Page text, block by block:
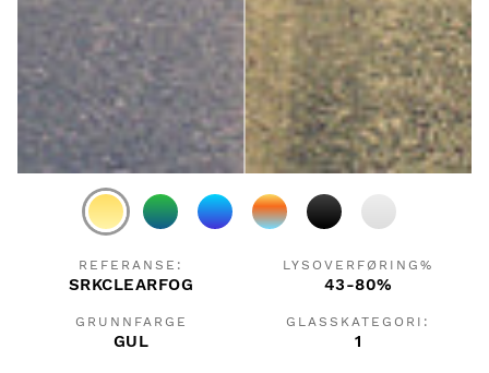
REFERANSE:
SRKCLEARFOG
LYSOVERFØRING%
43-80%
GRUNNFARGE
GUL
GLASSKATEGORI:
1